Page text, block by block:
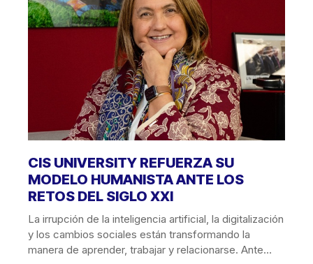
CIS UNIVERSITY REFUERZA SU
MODELO HUMANISTA ANTE LOS
RETOS DEL SIGLO XXI
La irrupción de la inteligencia artificial, la digitalización
y los cambios sociales están transformando la
manera de aprender, trabajar y relacionarse. Ante